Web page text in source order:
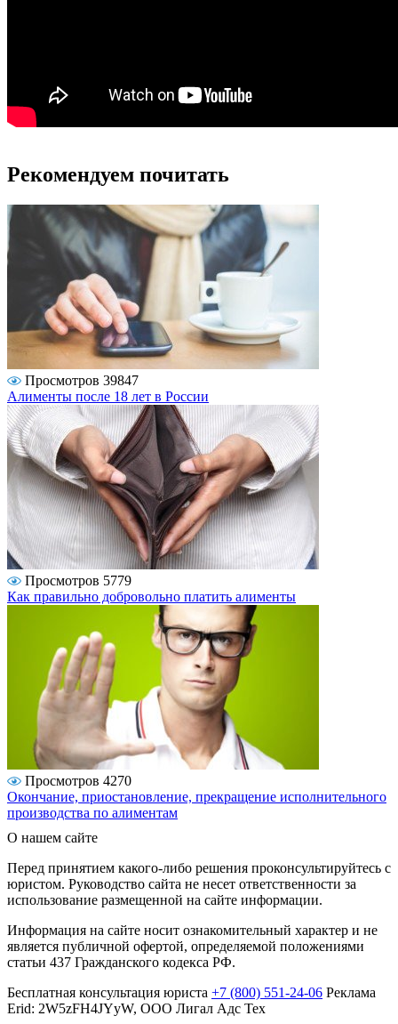
Рекомендуем почитать
Просмотров 39847
Алименты после 18 лет в России
Просмотров 5779
Как правильно добровольно платить алименты
Просмотров 4270
Окончание, приостановление, прекращение исполнительного
производства по алиментам
О нашем сайте
Перед принятием какого-либо решения проконсультируйтесь с
юристом. Руководство сайта не несет ответственности за
использование размещенной на сайте информации.
Информация на сайте носит ознакомительный характер и не
является публичной офертой, определяемой положениями
статьи 437 Гражданского кодекса РФ.
Бесплатная консультация юриста +7 (800) 551-24-06 Реклама
Erid: 2W5zFH4JYyW, ООО Лигал Адс Тех